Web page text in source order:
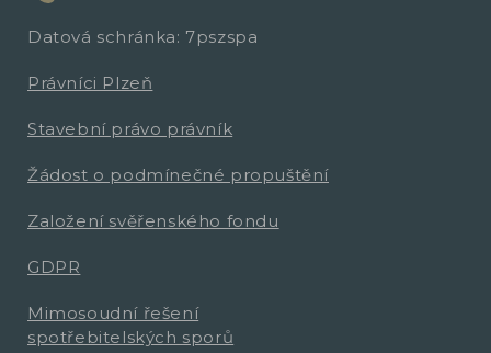
Datová schránka: 7pszspa
Právníci Plzeň
Stavební právo právník
Žádost o podmínečné propuštění
Založení svěřenského fondu
GDPR
Mimosoudní řešení
spotřebitelských sporů